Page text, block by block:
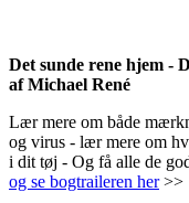
Det sunde rene hjem -
af Michael René
Lær mere om både
og virus - lær mere om
i dit tøj - Og få alle de
og se bogtraileren her>>